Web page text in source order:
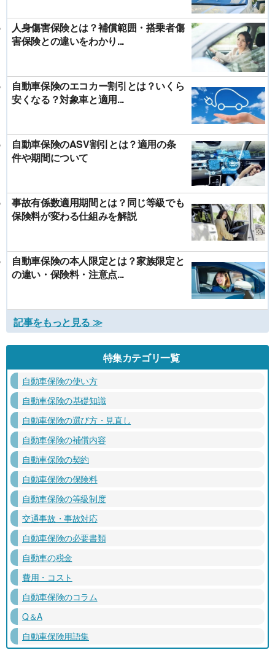
人身傷害保険とは？補償範囲・搭乗者傷
害保険との違いをわかり...
自動車保険のエコカー割引とは？いくら
安くなる？対象車と適用...
自動車保険のASV割引とは？適用の条
件や期間について
事故有係数適用期間とは？同じ等級でも
保険料が変わる仕組みを解説
自動車保険の本人限定とは？家族限定と
の違い・保険料・注意点...
記事をもっと見る ≫
特集カテゴリ一覧
自動車保険の使い方
自動車保険の基礎知識
自動車保険の選び方・見直し
自動車保険の補償内容
自動車保険の契約
自動車保険の保険料
自動車保険の等級制度
交通事故・事故対応
自動車保険の必要書類
自動車の税金
費用・コスト
自動車保険のコラム
Q＆A
自動車保険用語集